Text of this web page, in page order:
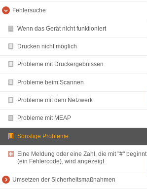
Fehlersuche
Wenn das Gerät nicht funktioniert
Drucken nicht möglich
Probleme mit Druckergebnissen
Probleme beim Scannen
Probleme mit dem Netzwerk
Probleme mit MEAP
Sonstige Probleme
Eine Meldung oder eine Zahl, die mit "#" beginnt
(ein Fehlercode), wird angezeigt
Umsetzen der Sicherheitsmaßnahmen